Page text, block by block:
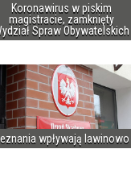
Koronawirus w piskim
magistracie, zamknięty
Spraw Obywatelskich
wpływają lawinowo